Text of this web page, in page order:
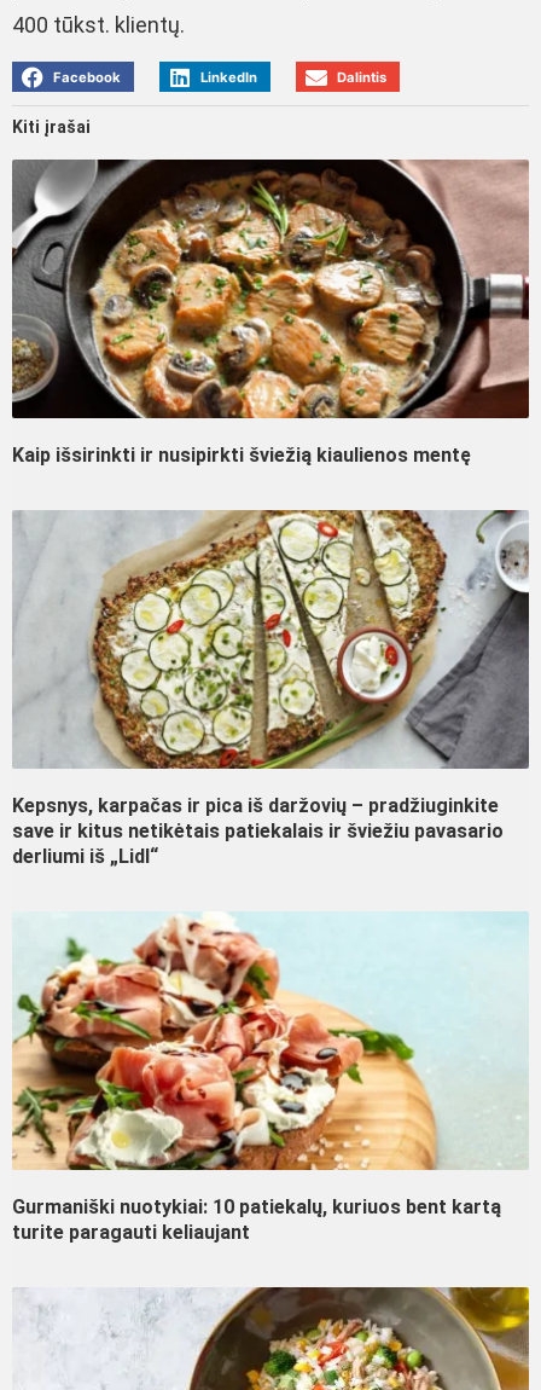
400 tūkst. klientų.
Facebook LinkedIn Dalintis
Kiti įrašai
Kaip išsirinkti ir nusipirkti šviežią kiaulienos mentę
Kepsnys, karpačas ir pica iš daržovių – pradžiuginkite
save ir kitus netikėtais patiekalais ir šviežiu pavasario
derliumi iš „Lidl“
Gurmaniški nuotykiai: 10 patiekalų, kuriuos bent kartą
turite paragauti keliaujant